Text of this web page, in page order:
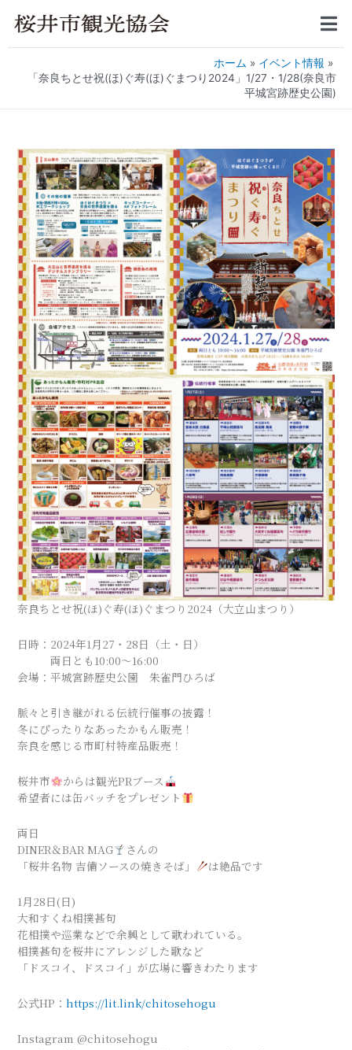
ホーム
イベント情報
「奈良ちとせ祝(ほ)ぐ寿(ほ)ぐまつり2024」1/27・1/28(奈良市
平城宮跡歴史公園)
奈良ちとせ祝(ほ)ぐ寿(ほ)ぐまつり2024（大立山まつり）
日時：2024年1月27・28日（土・日）
両日とも10:00〜16:00
会場：平城宮跡歴史公園 朱雀門ひろば
脈々と引き継がれる伝統行催事の披露！
冬にぴったりなあったかもん販売！
奈良を感じる市町村特産品販売！
桜井市
からは観光PRブース
希望者には缶バッチをプレゼント
両日
DINER＆BAR MAG
さんの
「桜井名物 吉備ソースの焼きそば」
は絶品です
1月28日(日)
大和すくね相撲甚句
花相撲や巡業などで余興として歌われている。
相撲甚句を桜井にアレンジした歌など
「ドスコイ、ドスコイ」が広場に響きわたります
公式HP：https://lit.link/chitosehogu
Instagram @chitosehogu